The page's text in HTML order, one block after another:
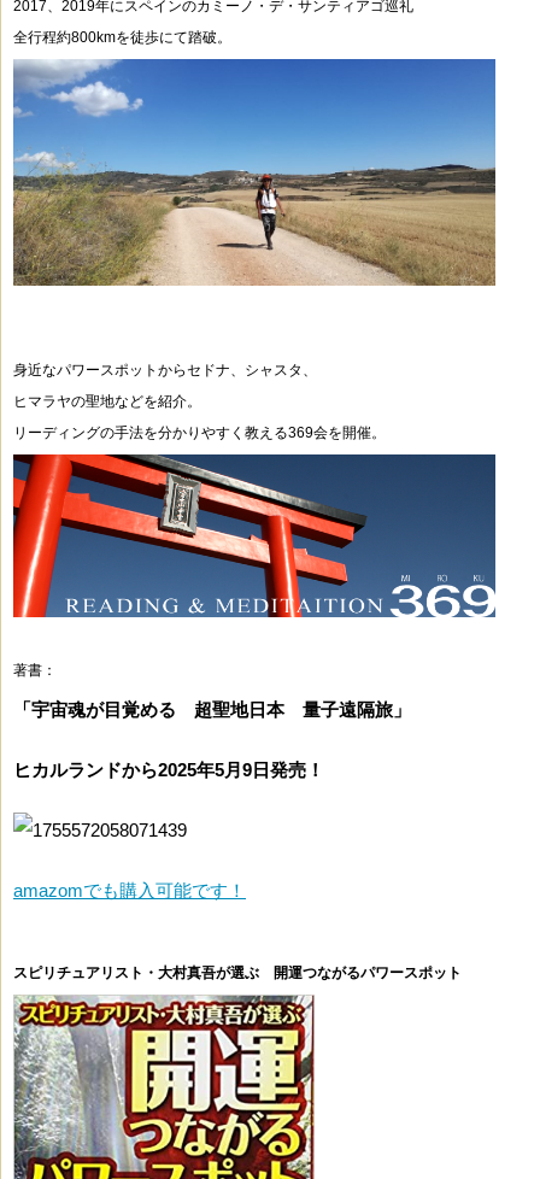
2017、2019年にスペインのカミーノ・デ・サンティアゴ巡礼
全行程約800kmを徒歩にて踏破。
身近なパワースポットからセドナ、シャスタ、
ヒマラヤの聖地などを紹介。
リーディングの手法を分かりやすく教える369会を開催。
著書：
「宇宙魂が目覚める 超聖地日本 量子遠隔旅」
ヒカルランドから2025年5月9日発売！
amazomでも購入可能です！
スピリチュアリスト・大村真吾が選ぶ 開運つながるパワースポット